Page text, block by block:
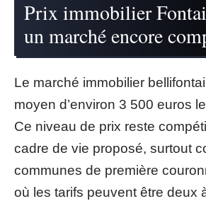
Prix immobilier
un marché encore
Le marché immobilier
moyen d’environ 3 500 euros
Ce niveau de prix reste
cadre de vie proposé, surtout
communes de première
où les tarifs peuvent être deux